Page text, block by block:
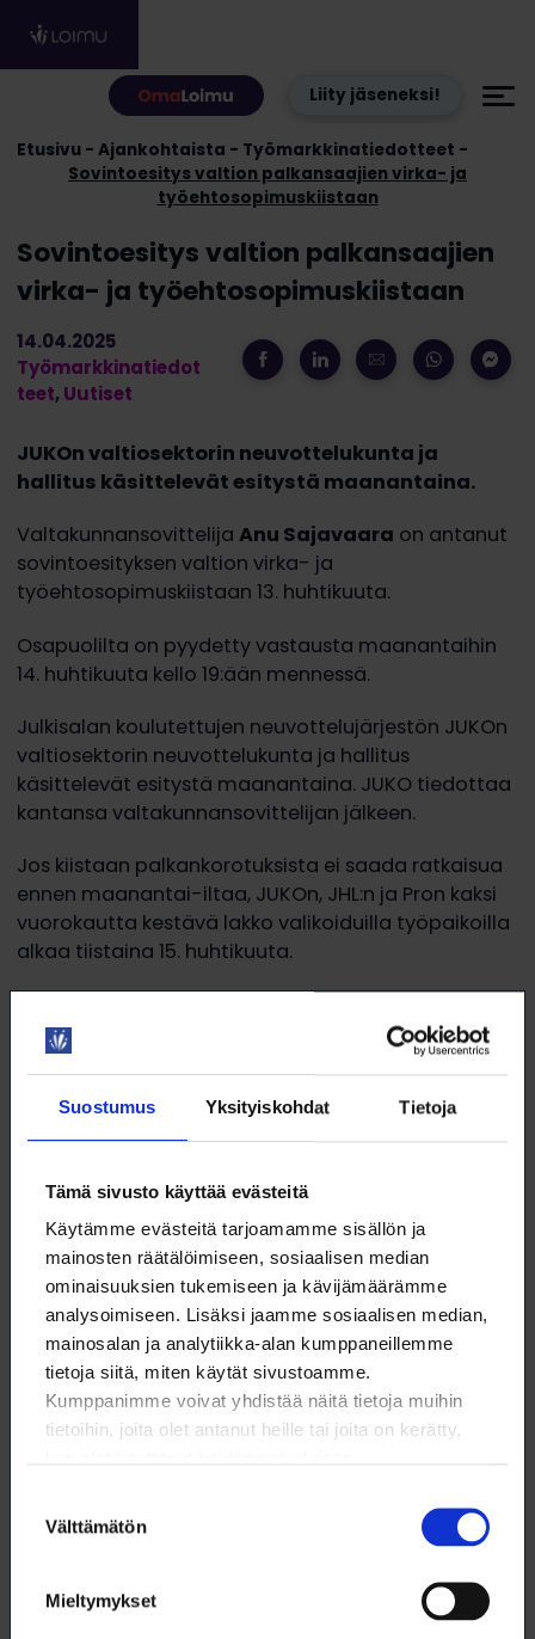
Suostumus Yksityiskohdat Tietoja
Tämä sivusto käyttää evästeitä
Käytämme evästeitä tarjoamamme sisällön ja
mainosten räätälöimiseen, sosiaalisen median
ominaisuuksien tukemiseen ja kävijämäärämme
analysoimiseen. Lisäksi jaamme sosiaalisen median,
mainosalan ja analytiikka-alan kumppaneillemme
tietoja siitä, miten käytät sivustoamme.
Kumppanimme voivat yhdistää näitä tietoja muihin
tietoihin, joita olet antanut heille tai joita on kerätty,
valinta
Välttämätön
Mieltymykset
Liity jäseneksi!
Etusivu Ajankohtaista
Työmarkkinatiedotteet
Sovintoesitys valtion palkansaajien virka- ja
työehtosopimuskiistaan
Sovintoesitys valtion palkansaajien
virka- ja työehtosopimuskiistaan
14.04.2025
Työmarkkinatiedot
teet,Uutiset
JUKOn valtiosektorin neuvottelukunta ja
hallitus käsittelevät esitystä maanantaina.
Valtakunnansovittelija Anu Sajavaara on antanut
sovintoesityksen valtion virka- ja
työehtosopimuskiistaan 13. huhtikuuta.
Osapuolilta on pyydetty vastausta maanantaihin
14. huhtikuuta kello 19:ään mennessä.
Julkisalan koulutettujen neuvottelujärjestön JUKOn
valtiosektorin neuvottelukunta ja hallitus
käsittelevät esitystä maanantaina. JUKO tiedottaa
kantansa valtakunnansovittelijan jälkeen.
Jos kiistaan palkankorotuksista ei saada ratkaisua
ennen maanantai-iltaa, JUKOn, JHL:n ja Pron kaksi
vuorokautta kestävä lakko valikoiduilla työpaikoilla
alkaa tiistaina 15. huhtikuuta.
Lue lisää:JUKO ry / Neuvottelut | Sovintoesitys
valtion palkansaajien virka- ja
työehtosopimuskiistaan